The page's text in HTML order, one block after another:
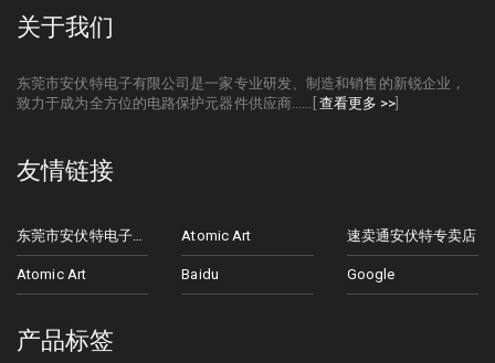
关于我们
东莞市安伏特电子有限公司是一家专业研发、制造和销售的新锐企业，
致力于成为全方位的电路保护元器件供应商......[ 查看更多 >>
友情链接
东莞市安伏特电子有限公司 Atomic Art 速卖通安伏特专卖店
Atomic Art Baidu Google
产品标签